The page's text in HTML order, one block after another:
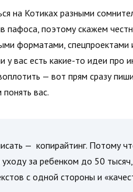
на Котиках разными
пафоса, поэтому скажем
форматами, спецпроектами
вас есть какие-то идеи про
— вот прям сразу
вас.
— копирайтинг. Потому
за ребенком до 50
с одной стороны и